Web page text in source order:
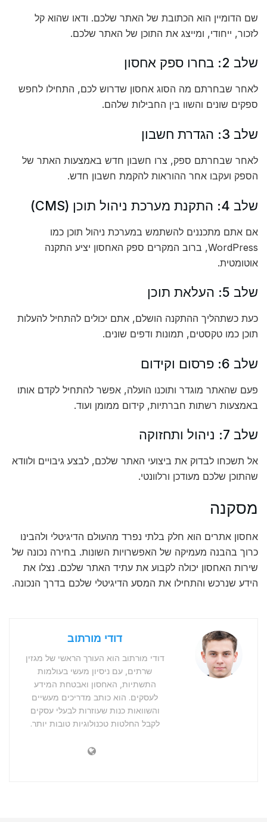
שם הדומיין הוא הכתובת של האתר שלכם. ודאו שהוא קל
לזכור, ייחודי, ומייצג את התוכן של האתר שלכם.
שלב 2: בחרו ספק אחסון
לאחר שבחרתם מה הסוג אחסון שדרוש לכם, התחילו לחפש
ספקים שונים והשוו בין החבילות שלהם.
שלב 3: הגדרת חשבון
לאחר שבחרתם ספק, צרו חשבון חדש באמצעות האתר של
הספק ועקבו אחר ההוראות להקמת חשבון חדש.
שלב 4: התקנת מערכת ניהול תוכן (CMS)
אם אתם מתכננים להשתמש במערכת ניהול תוכן כמו
WordPress, ברוב המקרים ספק האחסון יציע התקנה
אוטומטית.
שלב 5: העלאת תוכן
כעת כשתהליך ההתקנה הושלם, אתם יכולים להתחיל להעלות
תוכן כמו טקסטים, תמונות ודפים שונים.
שלב 6: פרסום וקידום
פעם שהאתר מוגדר ותוכנו הועלה, אפשר להתחיל לקדם אותו
באמצעות רשתות חברתיות, קידום ממומן ועוד.
שלב 7: ניהול ותחזוקה
אל תשכחו לבדוק את ביצועי האתר שלכם, לבצע גיבויים ולוודא
שהתוכן שלכם מעודכן ורלוונטי.
מסקנה
אחסון אתרים הוא חלק בלתי נפרד מהעולם הדיגיטלי ולהבינו
כרוך בהבנה מעמיקה של האפשרויות השונות. בחירה נכונה של
שירות האחסון יכולה לקבוע את עתיד האתר שלכם. נצלו את
הידע שנרכש והתחילו את המסע הדיגיטלי שלכם בדרך הנכונה.
דודי מורתוב
דודי מורתוב הוא העורך הראשי של מגזין
שרתים, עם ניסיון מעשי בעולמות
התשתיות, האחסון ואבטחת המידע
לעסקים. הוא כותב מדריכים מעשיים
והשוואות כנות שעוזרות לבעלי עסקים
לקבל החלטות טכנולוגיות טובות יותר.